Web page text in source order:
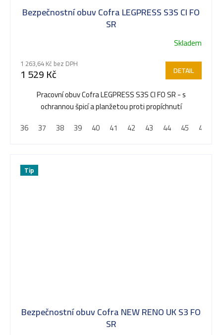
Bezpečnostní obuv Cofra LEGPRESS S3S CI FO
SR
Skladem
1 263,64 Kč bez DPH
1 529 Kč DETAIL
Pracovní obuv Cofra LEGPRESS S3S CI FO SR - s
ochrannou špicí a planžetou proti propíchnutí
36
37 38 39 40 41 42 43 44 45 46
Tip
Bezpečnostní obuv Cofra NEW RENO UK S3 FO
SR